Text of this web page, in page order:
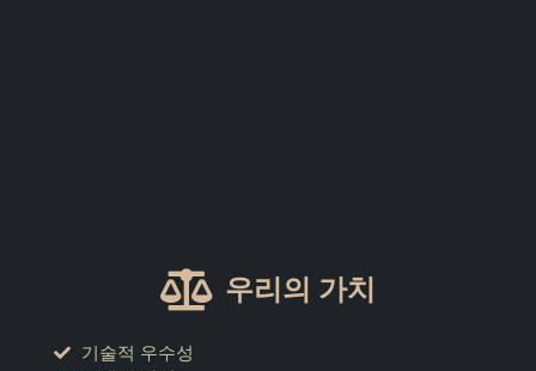
우리의 가치
기술적 우수성